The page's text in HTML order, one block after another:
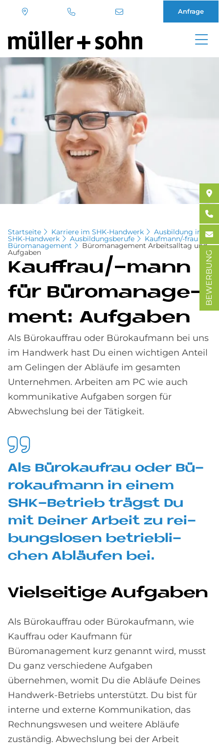
zum
Anfrage
Startseite Karriere im SHK-Handwerk Ausbildung im
SHK-Handwerk Ausbildungsberufe Kaufmann/-frau für
Büromanagement Büromanagement Arbeitsalltag und
Aufgaben
Kauf­frau/-mann
für Bü­ro­ma­nage­
ment: Auf­ga­ben
Als Bürokauffrau oder Bürokaufmann bei uns
im Handwerk hast Du einen wichtigen Anteil
am Gelingen der Abläufe im gesamten
Unternehmen. Arbeiten am PC wie auch
kommunikative Aufgaben sorgen für
Abwechslung bei der Tätigkeit.
Als Bü­ro­kau­frau oder Bü­
ro­kauf­mann in ei­nem
SHK-Be­trieb trägst Du
mit Dei­ner Ar­beit zu rei­
bungs­lo­sen be­trieb­li­
chen Ab­läu­fen bei.
Viel­sei­ti­ge Auf­ga­ben
Als Bürokauffrau oder Bürokaufmann, wie
Kauffrau oder Kaufmann für
Büromanagement kurz genannt wird, musst
Du ganz verschiedene Aufgaben
übernehmen, womit Du die Abläufe Deines
Handwerk-Betriebs unterstützt. Du bist für
interne und externe Kommunikation, das
Rechnungswesen und weitere Abläufe
zuständig. Abwechslung bei der Arbeit
BEWERBUNG